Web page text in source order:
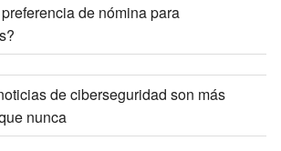
de nómina para
de ciberseguridad son más
nunca